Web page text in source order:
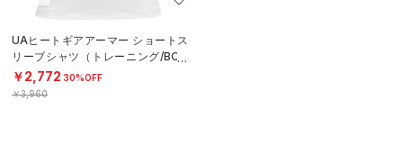
UAヒートギアアーマー ショートス
リーブシャツ（トレーニング/BOY
S）
￥2,772 30%OFF
￥3,960